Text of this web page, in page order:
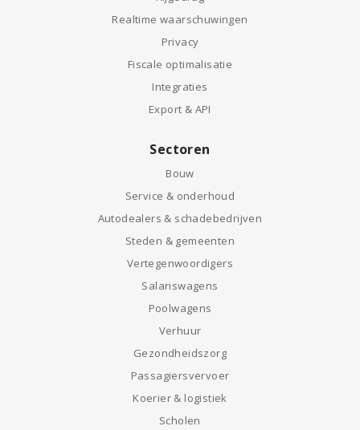
Realtime waarschuwingen
Privacy
Fiscale optimalisatie
Integraties
Export & API
Sectoren
Bouw
Service & onderhoud
Autodealers & schadebedrijven
Steden & gemeenten
Vertegenwoordigers
Salariswagens
Poolwagens
Verhuur
Gezondheidszorg
Passagiersvervoer
Koerier & logistiek
Scholen